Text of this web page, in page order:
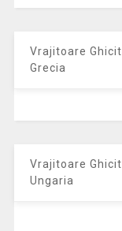
Vrajitoare
Grecia
Vrajitoare
Ungaria